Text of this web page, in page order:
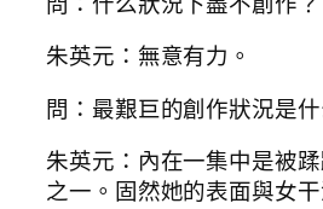
朱英元：無意有力。
問：最艱巨的創作狀況是什
朱英元：內在一集中是被
之一。固然她的表面與女干